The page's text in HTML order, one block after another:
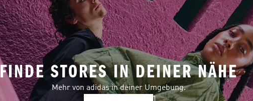
FINDE STORES IN DEINER NÄHE
Mehr von adidas in deiner Umgebung.